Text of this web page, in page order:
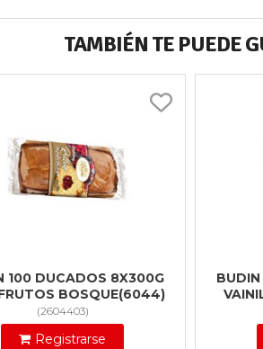
TAMBIÉN TE PUEDE
100 DUCADOS 8X300G
BOSQUE(6044)
(2604403)
Registrarse